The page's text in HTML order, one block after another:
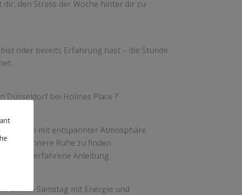
den Stress der Woche hinter dir zu
oder bereits Erfahrung hast – die Stunde
Düsseldorf bei Holmes Place ?
Seestern mit entspannter Atmosphäre
und innere Ruhe zu finden
durch erfahrene Anleitung
deinen Samstag mit Energie und